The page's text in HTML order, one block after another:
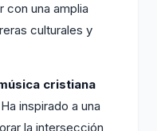
con una amplia
culturales y
cristiana
inspirado a una
la intersección